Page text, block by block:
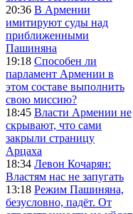
20:36 В Армении
имитируют суды над
приближенными
Пашиняна
19:18 Способен ли
парламент Армении в
этом составе выполнить
свою миссию?
18:45 Власти Армении не
скрывают, что сами
закрыли страницу
Арцаха
18:34 Левон Кочарян:
Властям нас не запугать
13:18 Режим Пашиняна,
безусловно, падёт. От